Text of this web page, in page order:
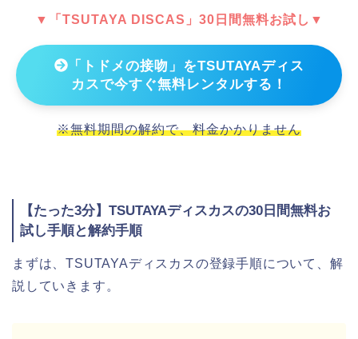
▼「TSUTAYA DISCAS」30日間無料お試し▼
「トドメの接吻」をTSUTAYAディス
カスで今すぐ無料レンタルする！
※無料期間の解約で、料金かかりません
【たった3分】TSUTAYAディスカスの30日間無料お
試し手順と解約手順
まずは、TSUTAYAディスカスの登録手順について、解
説していきます。